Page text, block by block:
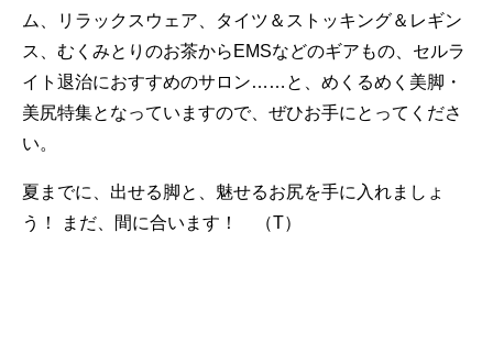
ム、リラックスウェア、タイツ＆ストッキング＆レギン
ス、むくみとりのお茶からEMSなどのギアもの、セルラ
イト退治におすすめのサロン……と、めくるめく美脚・
美尻特集となっていますので、ぜひお手にとってくださ
い。
夏までに、出せる脚と、魅せるお尻を手に入れましょ
う！ まだ、間に合います！ （T）